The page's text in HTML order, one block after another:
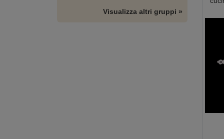
Visualizza altri gruppi »